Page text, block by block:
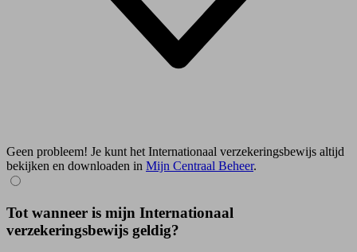
Geen probleem! Je kunt het Internationaal verzekeringsbewijs altijd
bekijken en downloaden in Mijn Centraal Beheer.
Tot wanneer is mijn Internationaal
verzekeringsbewijs geldig?